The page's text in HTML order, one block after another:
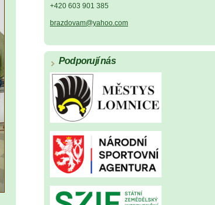
+420 603 901 385
brazdovam@yahoo.com
Podporují nás